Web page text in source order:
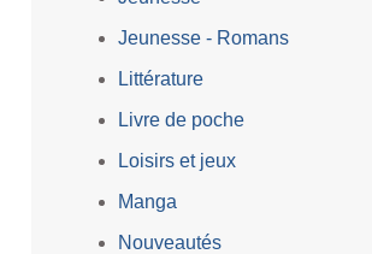
Jeunesse - Romans
Littérature
Livre de poche
Loisirs et jeux
Manga
Nouveautés